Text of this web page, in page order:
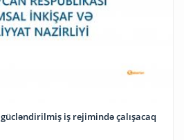
RİNN bayram günlərində gücləndirilmiş iş rejimində çalışacaq